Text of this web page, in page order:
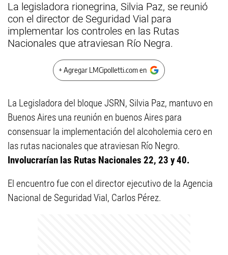
La legisladora rionegrina, Silvia Paz, se reunió
con el director de Seguridad Vial para
implementar los controles en las Rutas
Nacionales que atraviesan Río Negra.
+ Agregar LMCipolletti.com en
La Legisladora del bloque JSRN, Silvia Paz, mantuvo en
Buenos Aires una reunión en buenos Aires para
consensuar la implementación del alcoholemia cero en
las rutas nacionales que atraviesan Río Negro.
Involucrarían las Rutas Nacionales 22, 23 y 40.
El encuentro fue con el director ejecutivo de la Agencia
Nacional de Seguridad Vial, Carlos Pérez.